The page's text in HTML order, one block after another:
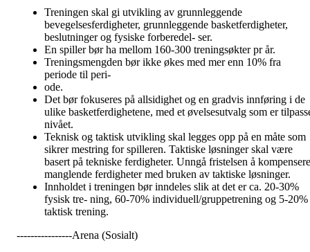
Treningen skal gi utvikling av grunnleggende
bevegelsesferdigheter, grunnleggende basketferdigheter,
beslutninger og fysiske forberedel- ser.
En spiller bør ha mellom 160-300 treningsøkter pr år.
Treningsmengden bør ikke økes med mer enn 10% fra
periode til peri-
ode.
Det bør fokuseres på allsidighet og en gradvis innføring i de
ulike basketferdighetene, med et øvelsesutvalg som er
nivået.
Teknisk og taktisk utvikling skal legges opp på en måte som
sikrer mestring for spilleren. Taktiske løsninger skal være
basert på tekniske ferdigheter. Unngå fristelsen å kompensere
manglende ferdigheter med bruken av taktiske løsninger.
Innholdet i treningen bør inndeles slik at det er ca. 20-30%
fysisk tre- ning, 60-70% individuell/gruppetrening og 5-20%
taktisk trening.
----------------Arena (Sosialt)